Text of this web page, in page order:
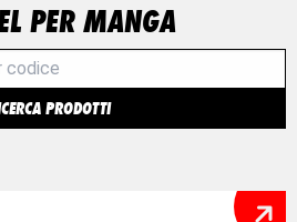
PER MANGA
PRODOTTI